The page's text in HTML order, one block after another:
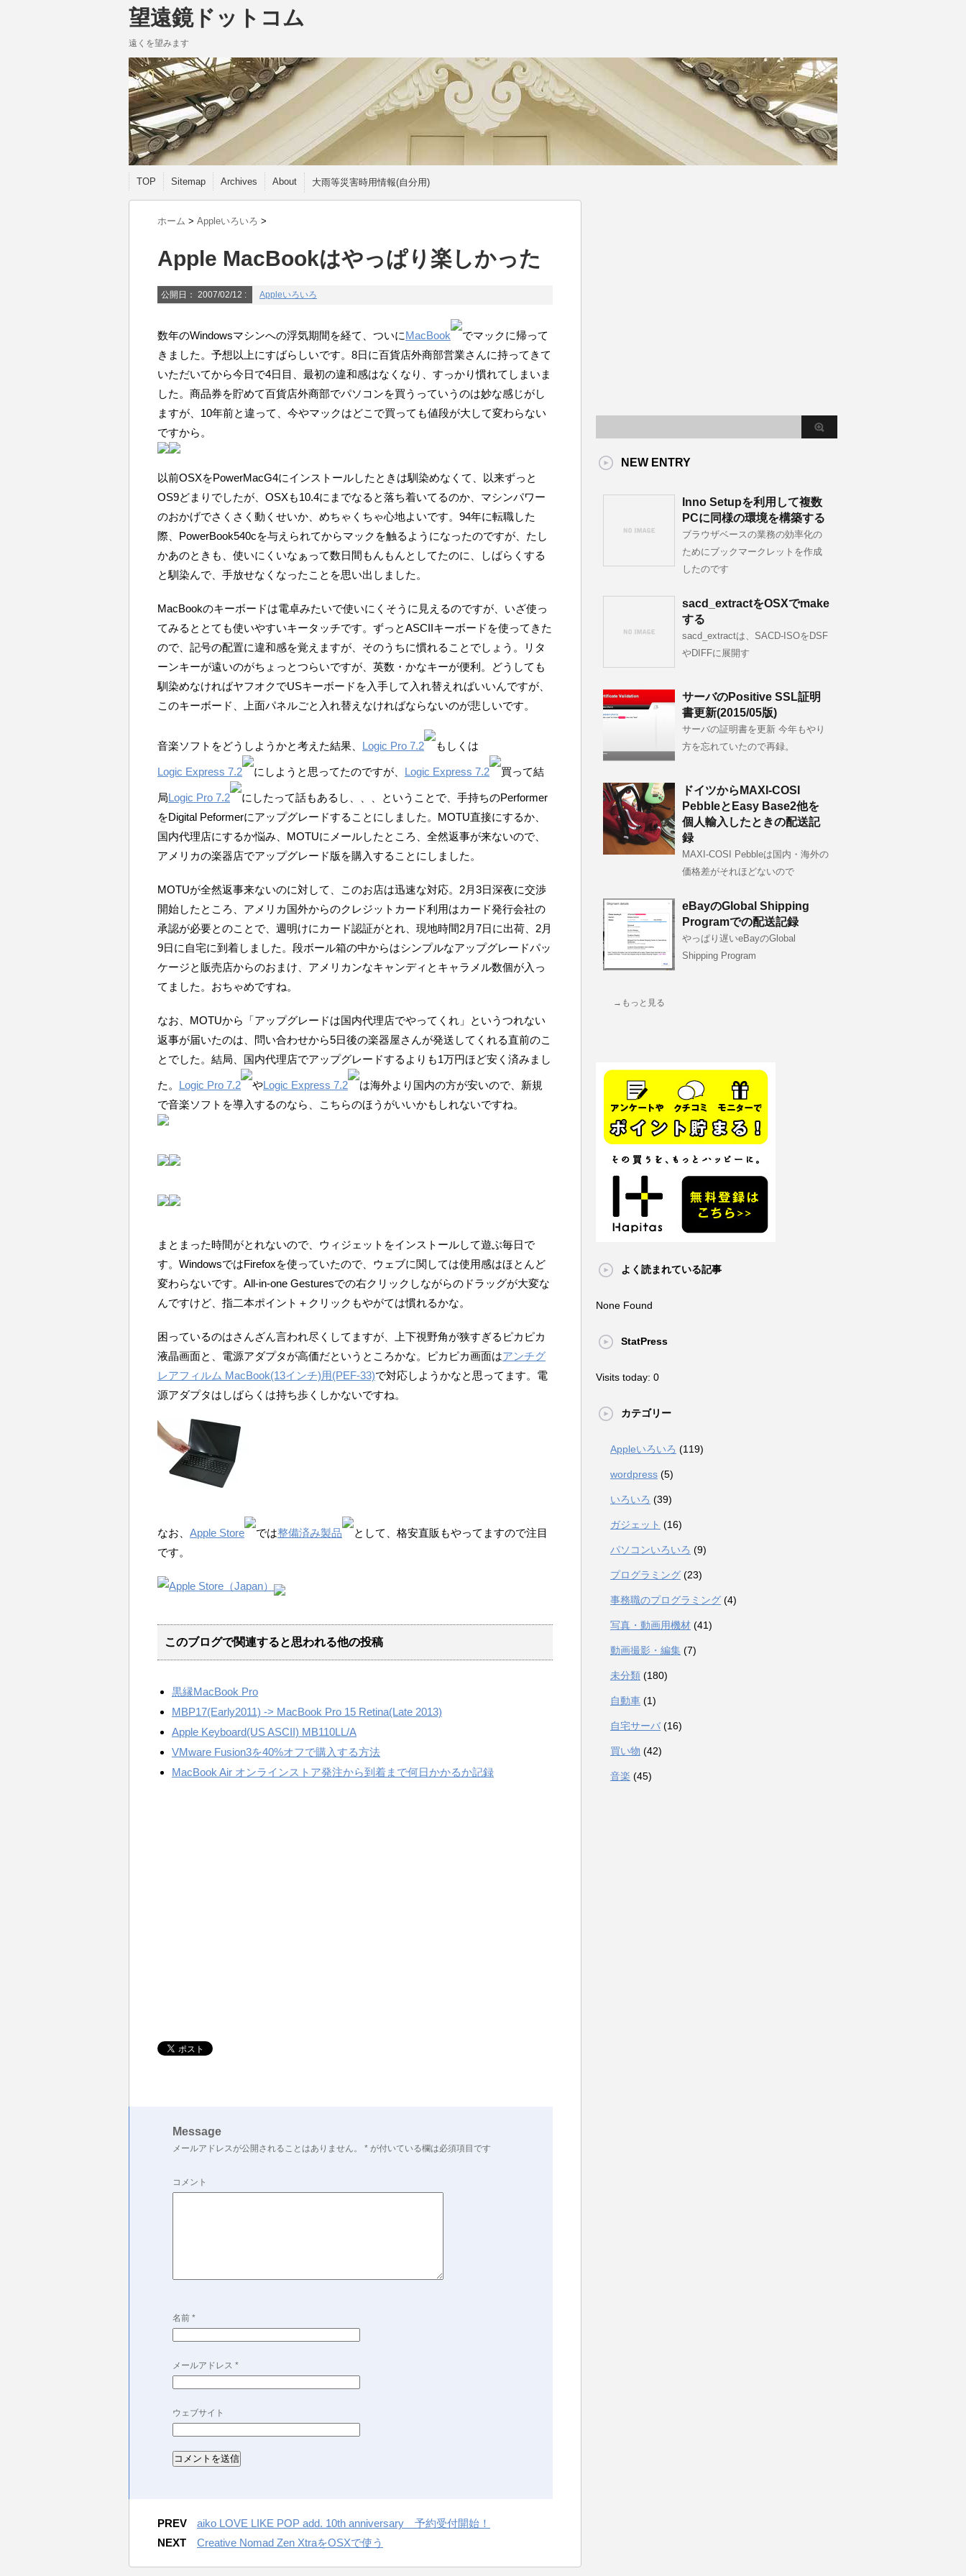
望遠鏡ドットコム
遠くを望みます
TOP Sitemap Archives About 大雨等災害時用情報(自分用)
ホーム > Appleいろいろ >
Apple MacBookはやっぱり楽しかった
公開日： 2007/02/12 : Appleいろいろ
数年のWindowsマシンへの浮気期間を経て、ついにMacBook
でマックに帰って
きました。予想以上にすばらしいです。8日に百貨店外商部営業さんに持ってきて
いただいてから今日で4日目、最初の違和感はなくなり、すっかり慣れてしまいま
した。商品券を貯めて百貨店外商部でパソコンを買うっていうのは妙な感じがし
ますが、10年前と違って、今やマックはどこで買っても値段が大して変わらない
ですから。
以前OSXをPowerMacG4にインストールしたときは馴染めなくて、以来ずっと
OS9どまりでしたが、OSXも10.4にまでなると落ち着いてるのか、マシンパワー
のおかげでさくさく動くせいか、めちゃくちゃ心地よいです。94年に転職した
際、PowerBook540cを与えられてからマックを触るようになったのですが、たし
かあのときも、使いにくいなぁって数日間もんもんとしてたのに、しばらくする
と馴染んで、手放せなくなったことを思い出しました。
MacBookのキーボードは電卓みたいで使いにくそうに見えるのですが、いざ使っ
てみるととても使いやすいキータッチです。ずっとASCIIキーボードを使ってきた
ので、記号の配置に違和感を覚えますが、そのうちに慣れることでしょう。リタ
ーンキーが遠いのがちょっとつらいですが、英数・かなキーが便利。どうしても
馴染めなければヤフオクでUSキーボードを入手して入れ替えればいいんですが、
このキーボード、上面パネルごと入れ替えなければならないのが悲しいです。
音楽ソフトをどうしようかと考えた結果、 Logic Pro 7.2 もしくは
Logic Express 7.2 にしようと思ってたのですが、 Logic Express 7.2 買って結
局Logic Pro 7.2
にしたって話もあるし、、、ということで、手持ちのPerformer
をDigital Peformerにアップグレードすることにしました。MOTU直接にするか、
国内代理店にするか悩み、MOTUにメールしたところ、全然返事が来ないので、
アメリカの楽器店でアップグレード版を購入することにしました。
MOTUが全然返事来ないのに対して、このお店は迅速な対応。2月3日深夜に交渉
開始したところ、アメリカ国外からのクレジットカード利用はカード発行会社の
承認が必要とのことで、週明けにカード認証がとれ、現地時間2月7日に出荷、2月
9日に自宅に到着しました。段ボール箱の中からはシンプルなアップグレードパッ
ケージと販売店からのおまけ、アメリカンなキャンディとキャラメル数個が入っ
てました。おちゃめですね。
なお、MOTUから「アップグレードは国内代理店でやってくれ」というつれない
返事が届いたのは、問い合わせから5日後の楽器屋さんが発送してくれる直前のこ
とでした。結局、国内代理店でアップグレードするよりも1万円ほど安く済みまし
た。 Logic Pro 7.2 やLogic Express 7.2
は海外より国内の方が安いので、新規
で音楽ソフトを導入するのなら、こちらのほうがいいかもしれないですね。
まとまった時間がとれないので、ウィジェットをインストールして遊ぶ毎日で
す。WindowsではFirefoxを使っていたので、ウェブに関しては使用感はほとんど
変わらないです。All-in-one Gesturesでの右クリックしながらのドラッグが大変な
んですけど、指二本ポイント＋クリックもやがては慣れるかな。
困っているのはさんざん言われ尽くしてますが、上下視野角が狭すぎるピカピカ
液晶画面と、電源アダプタが高価だというところかな。ピカピカ画面はアンチグ
レアフィルム MacBook(13インチ)用(PEF-33)で対応しようかなと思ってます。電
源アダプタはしばらくは持ち歩くしかないですね。
なお、 Apple Store では整備済み製品
として、格安直販もやってますので注目
です。
このブログで関連すると思われる他の投稿
黒縁MacBook Pro
MBP17(Early2011) -> MacBook Pro 15 Retina(Late 2013)
Apple Keyboard(US ASCII) MB110LL/A
VMware Fusion3を40%オフで購入する方法
MacBook Air オンラインストア発注から到着まで何日かかるか記録
Message
メールアドレスが公開されることはありません。 * が付いている欄は必須項目です
コメント
名前 *
メールアドレス *
ウェブサイト
PREV
aiko LOVE LIKE POP add. 10th anniversary 予約受付開始！
NEXT
Creative Nomad Zen XtraをOSXで使う
NEW ENTRY
Inno Setupを利用して複数
PCに同様の環境を構築する
ブラウザベースの業務の効率化の
ためにブックマークレットを作成
したのです
sacd_extractをOSXでmake
する
sacd_extractは、SACD-ISOをDSF
やDIFFに展開す
サーバのPositive SSL証明
書更新(2015/05版)
サーバの証明書を更新 今年もやり
方を忘れていたので再録。
ドイツからMAXI-COSI
PebbleとEasy Base2他を
個人輸入したときの配送記
録
MAXI-COSI Pebbleは国内・海外の
価格差がそれほどないので
eBayのGlobal Shipping
Programでの配送記録
やっぱり遅いeBayのGlobal
Shipping Program
→もっと見る
よく読まれている記事
None Found
StatPress
Visits today: 0
カテゴリー
Appleいろいろ (119)
wordpress (5)
いろいろ (39)
ガジェット (16)
パソコンいろいろ (9)
プログラミング (23)
事務職のプログラミング (4)
写真・動画用機材 (41)
動画撮影・編集 (7)
未分類 (180)
自動車 (1)
自宅サーバ(16)
買い物 (42)
音楽 (45)